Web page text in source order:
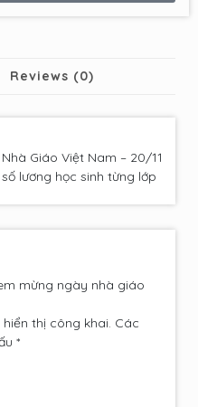
Reviews (0)
Giáo Việt Nam – 20/11
lương học sinh từng lớp
mừng ngày nhà giáo
thị công khai. Các
*